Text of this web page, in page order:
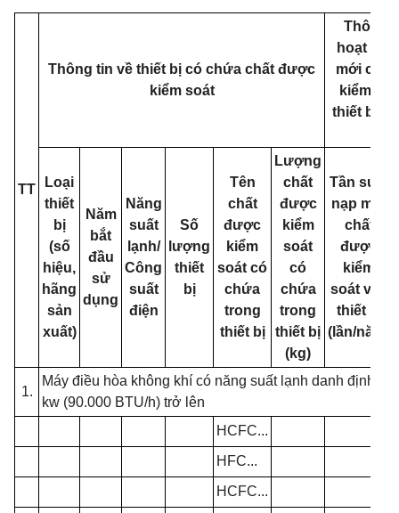
TT
Thông tin về thiết bị có chứa chất được
kiểm soát
Thông
hoạt
mới
kiểm
thiết bị
Loại
thiết
bị
(số
hiệu,
hãng
sản
xuất)
Năm
bắt
đầu
sử
dụng
Năng
suất
lạnh/
Công
suất
điện
Số
lượng
thiết
bị
Tên
chất
được
kiểm
soát có
chứa
trong
thiết bị
Lượng
chất
được
kiểm
soát
có
chứa
trong
thiết bị
(kg)
Tần suất
nạp mới
chất
được
kiểm
soát vào
thiết bị
(lần/năm)
1.
Máy điều hòa không khí có năng suất lạnh danh định từ
kw (90.000 BTU/h) trở lên
HCFC...
HFC...
HCFC...